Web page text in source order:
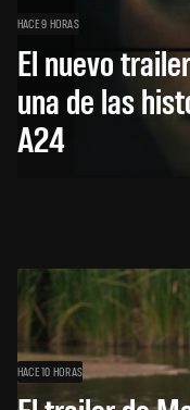
HACE 9 HORAS
El nuevo
una de las
A24
HACE 10 HORAS